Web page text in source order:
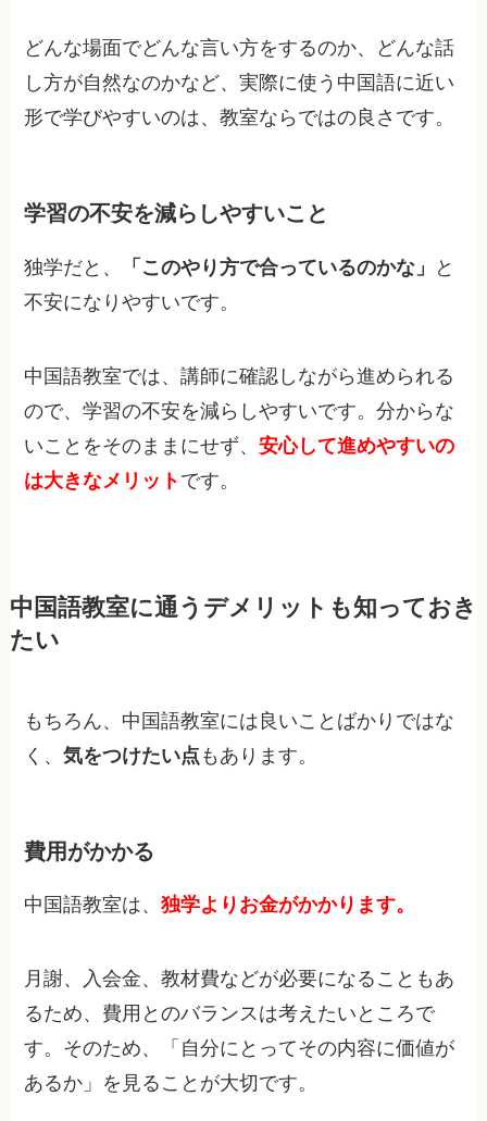
どんな場面でどんな言い方をするのか、どんな話
し方が自然なのかなど、実際に使う中国語に近い
形で学びやすいのは、教室ならではの良さです。
学習の不安を減らしやすいこと
独学だと、 「このやり方で合っているのかな」
と
不安になりやすいです。
中国語教室では、講師に確認しながら進められる
ので、学習の不安を減らしやすいです。分からな
いことをそのままにせず、安心して進めやすいの
は大きなメリット です。
中国語教室に通うデメリットも知っておき
たい
もちろん、中国語教室には良いことばかりではな
く、気をつけたい点 もあります。
費用がかかる
中国語教室は、独学よりお金がかかります。
月謝、入会金、教材費などが必要になることもあ
るため、費用とのバランスは考えたいところで
す。そのため、「自分にとってその内容に価値が
あるか」を見ることが大切です。